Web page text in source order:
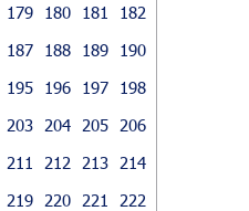
179 180 181
182
187 188 189
190
195 196 197
198
203 204 205
206
211 212 213
214
219 220 221
222